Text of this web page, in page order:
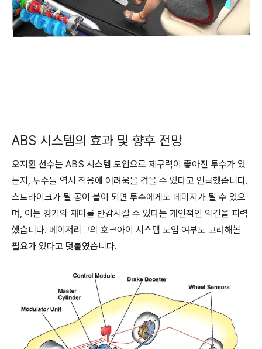
ABS 시스템의 효과 및 향후 전망
오지환 선수는 ABS 시스템 도입으로 제구력이 좋아진 투수가 있
는지, 투수들 역시 적응에 어려움을 겪을 수 있다고 언급했습니다.
스트라이크가 될 공이 볼이 되면 투수에게도 데미지가 될 수 있으
며, 이는 경기의 재미를 반감시킬 수 있다는 개인적인 의견을 피력
했습니다. 메이저리그의 호크아이 시스템 도입 여부도 고려해볼
필요가 있다고 덧붙였습니다.